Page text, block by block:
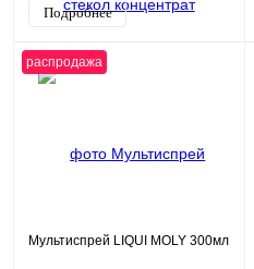
Подробнее
распродажа
Мультиспрей LIQUI MOLY 300мл